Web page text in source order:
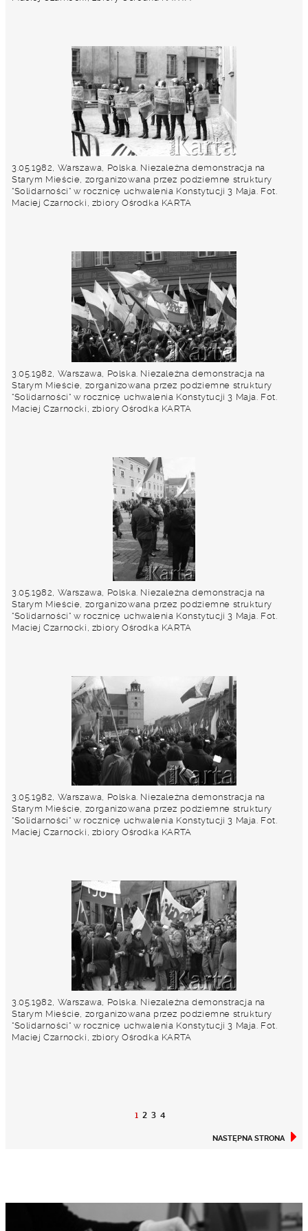
3.05.1982, Warszawa, Polska. Niezależna demonstracja na
Starym Mieście, zorganizowana przez podziemne struktury
"Solidarności" w rocznicę uchwalenia Konstytucji 3 Maja. Fot.
Maciej Czarnocki, zbiory Ośrodka KARTA
3.05.1982, Warszawa, Polska. Niezależna demonstracja na
Starym Mieście, zorganizowana przez podziemne struktury
"Solidarności" w rocznicę uchwalenia Konstytucji 3 Maja. Fot.
Maciej Czarnocki, zbiory Ośrodka KARTA
3.05.1982, Warszawa, Polska. Niezależna demonstracja na
Starym Mieście, zorganizowana przez podziemne struktury
"Solidarności" w rocznicę uchwalenia Konstytucji 3 Maja. Fot.
Maciej Czarnocki, zbiory Ośrodka KARTA
3.05.1982, Warszawa, Polska. Niezależna demonstracja na
Starym Mieście, zorganizowana przez podziemne struktury
"Solidarności" w rocznicę uchwalenia Konstytucji 3 Maja. Fot.
Maciej Czarnocki, zbiory Ośrodka KARTA
3.05.1982, Warszawa, Polska. Niezależna demonstracja na
Starym Mieście, zorganizowana przez podziemne struktury
"Solidarności" w rocznicę uchwalenia Konstytucji 3 Maja. Fot.
Maciej Czarnocki, zbiory Ośrodka KARTA
1 2 3 4
NASTĘPNA STRONA